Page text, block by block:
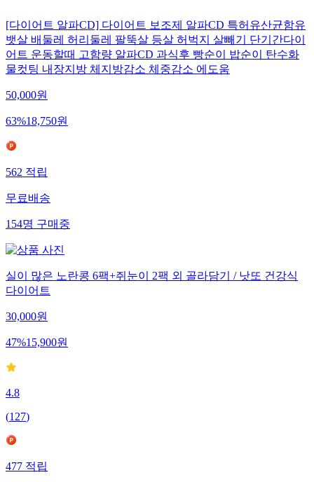
[다이어트 알파CD] 다이어트 보조제 알파CD 특허유산균함유
뱃살 배둘레 허리둘레 팔뚝살 등살 허벅지 살빼기 단기간다이
어트 운동할때 고함량 알파CD 과식후 빵순이 밥순이 탄수화
물컷팅 내장지방 체지방감소 체중감소 에도움
50,000원
63%18,750원
562적립
무료배송
154명구매중
실이 많은 노란콩 6팩+쥐눈이 2팩 외 골라담기 / 낫또 건강식
다이어트
30,000원
47%15,900원
4.8
(127)
477적립